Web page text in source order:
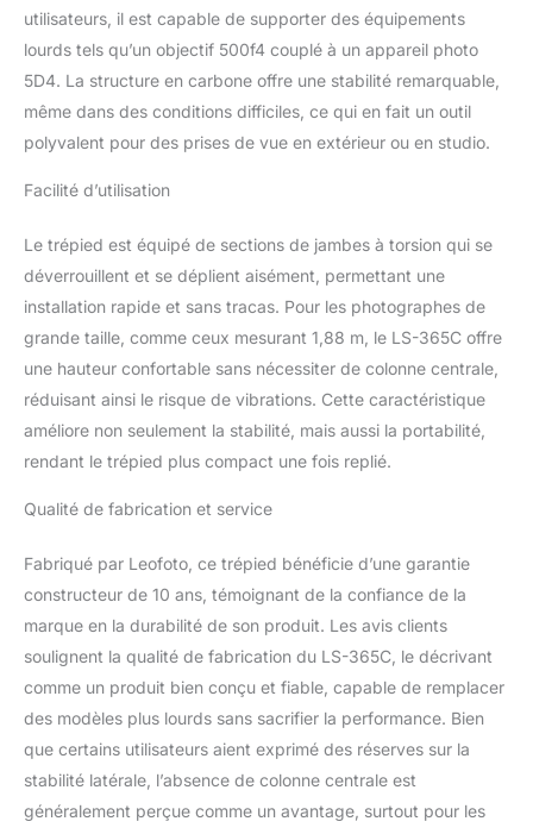
utilisateurs, il est capable de supporter des équipements
lourds tels qu’un objectif 500f4 couplé à un appareil photo
5D4. La structure en carbone offre une stabilité remarquable,
même dans des conditions difficiles, ce qui en fait un outil
polyvalent pour des prises de vue en extérieur ou en studio.
Facilité d’utilisation
Le trépied est équipé de sections de jambes à torsion qui se
déverrouillent et se déplient aisément, permettant une
installation rapide et sans tracas. Pour les photographes de
grande taille, comme ceux mesurant 1,88 m, le LS-365C offre
une hauteur confortable sans nécessiter de colonne centrale,
réduisant ainsi le risque de vibrations. Cette caractéristique
améliore non seulement la stabilité, mais aussi la portabilité,
rendant le trépied plus compact une fois replié.
Qualité de fabrication et service
Fabriqué par Leofoto, ce trépied bénéficie d’une garantie
constructeur de 10 ans, témoignant de la confiance de la
marque en la durabilité de son produit. Les avis clients
soulignent la qualité de fabrication du LS-365C, le décrivant
comme un produit bien conçu et fiable, capable de remplacer
des modèles plus lourds sans sacrifier la performance. Bien
que certains utilisateurs aient exprimé des réserves sur la
stabilité latérale, l’absence de colonne centrale est
généralement perçue comme un avantage, surtout pour les